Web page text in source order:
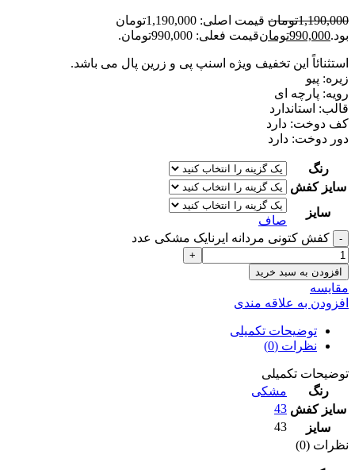
1,190,000تومان
قیمت اصلی: 1,190,000تومان
بود.990,000تومانقیمت فعلی: 990,000تومان.
استثنائاً این تخفیف ویژه اسنپ پی و زرین پال می باشد.
زیره: پیو
رویه: پارچه ای
قالب: استاندارد
کف دوخت: دارد
دور دوخت: دارد
رنگ
سایز کفش
سایز
صاف
کفش کتونی مردانه ایرنایک مشکی عدد
افزودن به سبد خرید
مقايسه
افزودن به علاقه مندی
توضیحات تکمیلی
نظرات (0)
توضیحات تکمیلی
رنگ
مشکی
سایز کفش 43
سایز
43
نظرات (0)